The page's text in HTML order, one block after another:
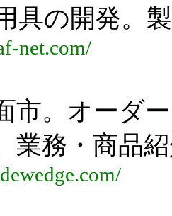
具の開発。
net.com/
市。オーダ
業務・商品